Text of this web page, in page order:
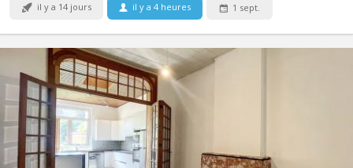
il y a 14 jours il y a 4 heures 1 sept.
Colocation de 5 chambres se libère dans une petite rue du centre
de Namur à deux pas du parc Louise-Marie! Le bien se compose
au rez-de-chaussée d'un grand hall d'entrée desservant un salon
indépendant, une salle à manger ouverte sur une lumineuse
cuisine entièrement équipée (frigo, micro-ondes,...